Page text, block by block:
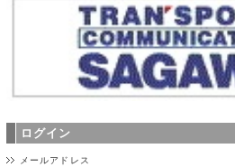
ログイン
メールアドレス